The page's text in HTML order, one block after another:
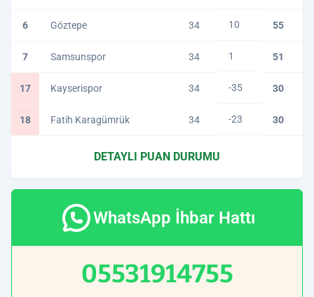
6 Göztepe 34 10 55
7 Samsunspor 34 1 51
17 Kayserispor 34 -35 30
18 Fatih Karagümrük 34 -23 30
DETAYLI PUAN DURUMU
WhatsApp İhbar Hattı
05531914755